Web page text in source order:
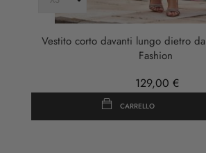
Vestito corto davanti lungo dietro da 207008 Roco
Fashion
129,00 €
CARRELLO